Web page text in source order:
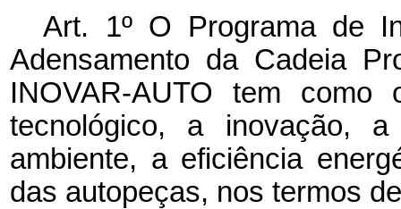
Art. 1º O Programa de
Adensamento da Cadeia
INOVAR-AUTO tem como
tecnológico, a inovação,
ambiente, a eficiência
das autopeças, nos termos